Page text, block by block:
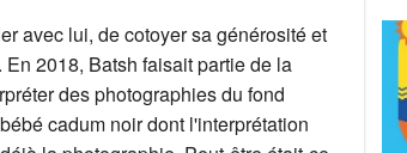
avec lui, de cotoyer sa générosité et
2018, Batsh faisait partie de la
des photographies du fond
cadum noir dont l'interprétation